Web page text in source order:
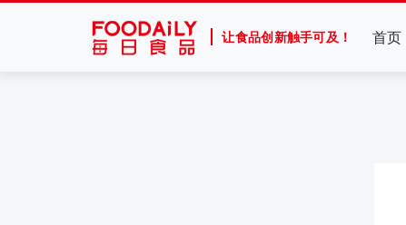
让食品创新触手可及！ 首页